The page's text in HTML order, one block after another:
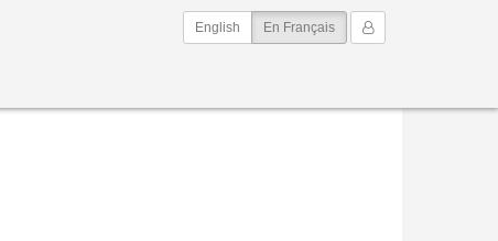
Mon Compte
English En Français(current)